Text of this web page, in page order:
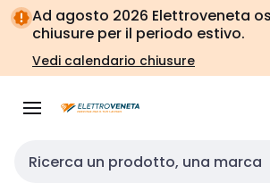
Vai alla
navigazione
Vai
alla
pagina
Ad agosto 2026 Elettroveneta
chiusure per il periodo estivo.
Vedi calendario chiusure
Cerca input